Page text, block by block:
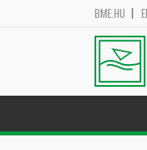
BME.HU